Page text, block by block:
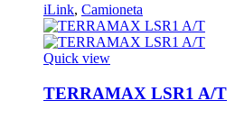
iLink, Camioneta
Quick view
TERRAMAX LSR1 A/T